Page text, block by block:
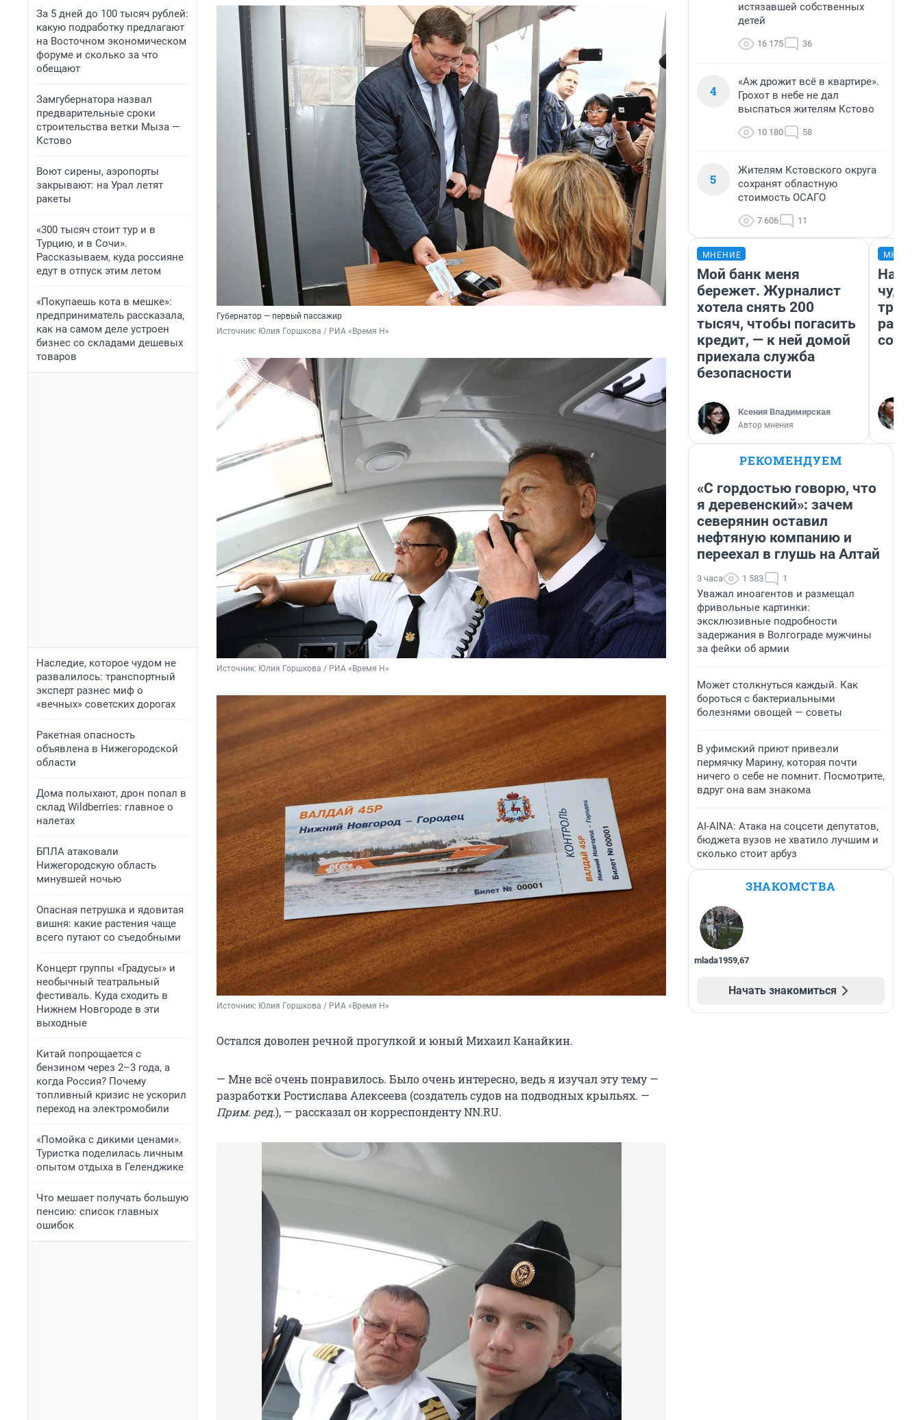
За 5 дней до 100 тысяч рублей:
какую подработку предлагают
на Восточном экономическом
форуме и сколько за что
обещают
Замгубернатора назвал
предварительные сроки
строительства ветки Мыза —
Кстово
Воют сирены, аэропорты
закрывают: на Урал летят
ракеты
«300 тысяч стоит тур и в
Турцию, и в Сочи».
Рассказываем, куда россияне
едут в отпуск этим летом
«Покупаешь кота в мешке»:
предприниматель рассказала,
как на самом деле устроен
бизнес со складами дешевых
товаров
Наследие, которое чудом не
развалилось: транспортный
эксперт разнес миф о
«вечных» советских дорогах
Ракетная опасность
объявлена в Нижегородской
области
Дома полыхают, дрон попал в
склад Wildberries: главное о
налетах
БПЛА атаковали
Нижегородскую область
минувшей ночью
Опасная петрушка и ядовитая
вишня: какие растения чаще
всего путают со съедобными
Концерт группы «Градусы» и
необычный театральный
фестиваль. Куда сходить в
Нижнем Новгороде в эти
выходные
Китай попрощается с
бензином через 2–3 года, а
когда Россия? Почему
топливный кризис не ускорил
переход на электромобили
«Помойка с дикими ценами».
Туристка поделилась личным
опытом отдыха в Геленджике
Что мешает получать большую
пенсию: список главных
ошибок
Губернатор — первый пассажир
Источник: Юлия Горшкова / РИА «Время Н»
Источник: Юлия Горшкова / РИА «Время Н»
Источник: Юлия Горшкова / РИА «Время Н»
Остался доволен речной прогулкой и юный Михаил Канайкин.
— Мне всё очень понравилось. Было очень интересно, ведь я изучал эту тему —
разработки Ростислава Алексеева (создатель судов на подводных крыльях. —
Прим. ред.), — рассказал он корреспонденту NN.RU.
истязавшей собственных
детей
16 175 36
4
«Аж дрожит всё в квартире».
Грохот в небе не дал
выспаться жителям Кстово
10 180 58
5
Жителям Кстовского округа
сохранят областную
стоимость ОСАГО
7 606 11
МНЕНИЕ
Мой банк меня
бережет. Журналист
хотела снять 200
тысяч, чтобы погасить
кредит, — к ней домой
приехала служба
безопасности
Ксения Владимирская
Автор мнения
РЕКОМЕНДУЕМ
«С гордостью говорю, что
я деревенский»: зачем
северянин оставил
нефтяную компанию и
переехал в глушь на Алтай
3 часа 1 583 1
Уважал иноагентов и размещал
фривольные картинки:
эксклюзивные подробности
задержания в Волгограде мужчины
за фейки об армии
Может столкнуться каждый. Как
бороться с бактериальными
болезнями овощей — советы
В уфимский приют привезли
пермячку Марину, которая почти
ничего о себе не помнит. Посмотрите,
вдруг она вам знакома
AI-AINA: Атака на соцсети депутатов,
бюджета вузов не хватило лучшим и
сколько стоит арбуз
ЗНАКОМСТВА
mlada1959,67
Начать знакомиться